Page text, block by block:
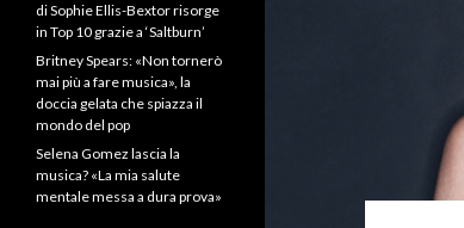
di Sophie Ellis-Bextor risorge
in Top 10 grazie a ‘Saltburn’
Britney Spears: «Non tornerò
mai più a fare musica», la
doccia gelata che spiazza il
mondo del pop
Selena Gomez lascia la
musica? «La mia salute
mentale messa a dura prova»